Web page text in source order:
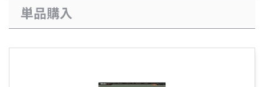
単品購入